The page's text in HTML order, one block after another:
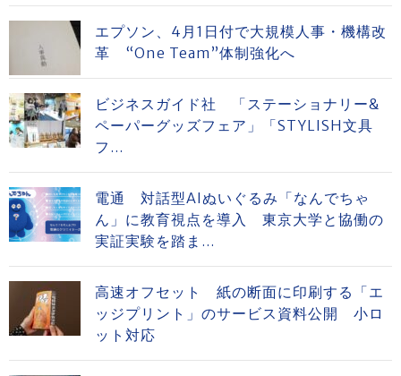
エプソン、4月1日付で大規模人事・機構改
革 “One Team”体制強化へ
ビジネスガイド社 「ステーショナリー&
ペーパーグッズフェア」「STYLISH文具
フ...
電通 対話型AIぬいぐるみ「なんでちゃ
ん」に教育視点を導入 東京大学と協働の
実証実験を踏ま...
高速オフセット 紙の断面に印刷する「エ
ッジプリント」のサービス資料公開 小ロ
ット対応